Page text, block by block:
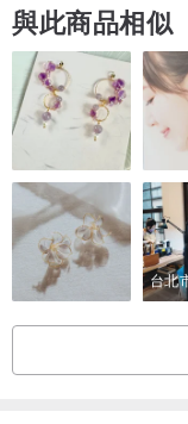
與此商品相似
台北